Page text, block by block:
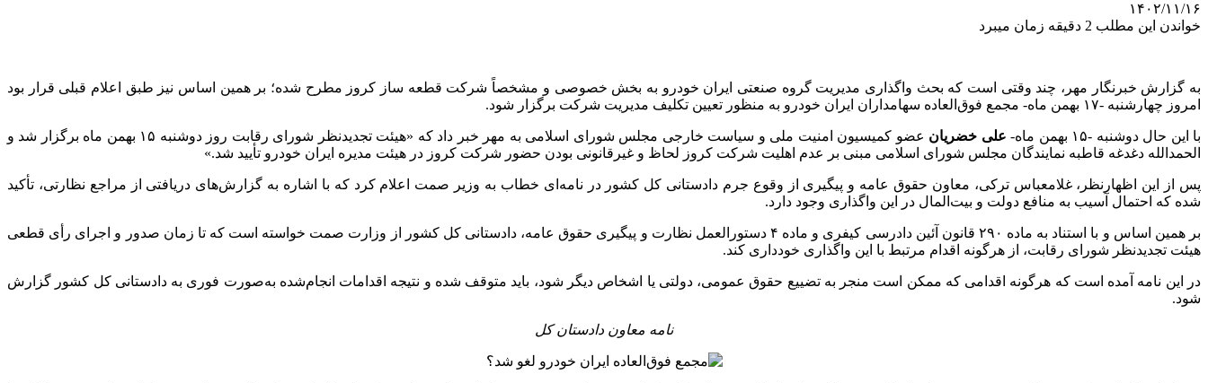
۱۴۰۲/۱۱/۱۶
خواندن این مطلب 2 دقیقه زمان میبرد
به گزارش خبرنگار مهر، چند وقتی است که بحث واگذاری مدیریت گروه صنعتی ایران خودرو به بخش خصوصی و مشخصاً شرکت قطعه ساز کروز مطرح شده؛ بر همین اساس نیز طبق اعلام قبلی قرار بود
امروز چهارشنبه -۱۷ بهمن ماه- مجمع فوق‌العاده سهامداران ایران خودرو به منظور تعیین تکلیف مدیریت شرکت برگزار شود.
با این حال دوشنبه -۱۵ بهمن ماه- علی خضریان
عضو کمیسیون امنیت ملی و سیاست خارجی مجلس شورای اسلامی به مهر خبر داد که «هیئت تجدیدنظر شورای رقابت روز دوشنبه ۱۵ بهمن ماه برگزار شد و
الحمدالله دغدغه قاطبه نمایندگان مجلس شورای اسلامی مبنی بر عدم اهلیت شرکت کروز لحاظ و غیرقانونی بودن حضور شرکت کروز در هیئت مدیره ایران خودرو تأیید شد.»
پس از این اظهارنظر، غلامعباس ترکی، معاون حقوق عامه و پیگیری از وقوع جرم دادستانی کل کشور در نامه‌ای خطاب به وزیر صمت اعلام کرد که با اشاره به گزارش‌های دریافتی از مراجع نظارتی، تأکید
شده که احتمال آسیب به منافع دولت و بیت‌المال در این واگذاری وجود دارد.
بر همین اساس و با استناد به ماده ۲۹۰ قانون آئین دادرسی کیفری و ماده ۴ دستورالعمل نظارت و پیگیری حقوق عامه، دادستانی کل کشور از وزارت صمت خواسته است که تا زمان صدور و اجرای رأی قطعی
هیئت تجدیدنظر شورای رقابت، از هرگونه اقدام مرتبط با این واگذاری خودداری کند.
در این نامه آمده است که هرگونه اقدامی که ممکن است منجر به تضییع حقوق عمومی، دولتی یا اشخاص دیگر شود، باید متوقف شده و نتیجه اقدامات انجام‌شده به‌صورت فوری به دادستانی کل کشور گزارش
شود.
نامه معاون دادستان کل